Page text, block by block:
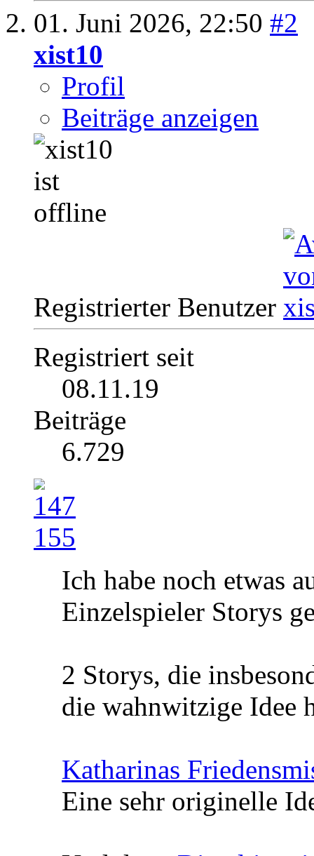
01. Juni 2026, 22:50 #2
xist10
Profil
Beiträge anzeigen
Registrierter Benutzer
Registriert seit
08.11.19
Beiträge
6.729
Ich habe noch etwas
Einzelspieler Storys
2 Storys, die
die wahnwitzige Idee
Katharinas
Eine sehr originelle